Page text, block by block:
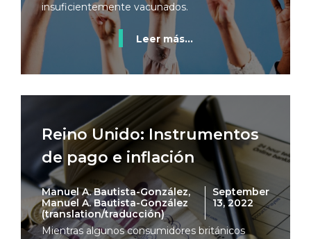
insuficientemente vacunados.
Leer más...
Reino Unido: Instrumentos
de pago e inflación
Manuel A. Bautista-González,
Manuel A. Bautista-González
(translation/traducción)
September
13, 2022
Mientras algunos consumidores británicos